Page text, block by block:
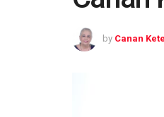
by Canan